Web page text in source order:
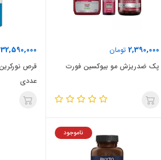
2,390,000 تومان
پک ضدریزش مو بیوکسین فورت
32,590,000
عددی
ناموجود